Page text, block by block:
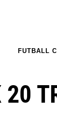
FUTBALL
20